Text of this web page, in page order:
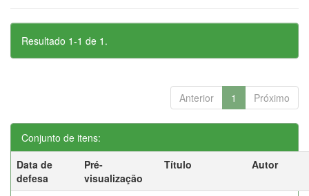
Resultado 1-1 de 1.
Anterior 1 Próximo
Conjunto de itens:
Data de
defesa
Pré-
visualização
Título Autor